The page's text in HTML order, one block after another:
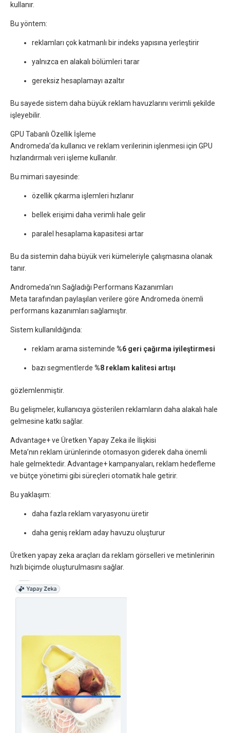
kullanır.
Bu yöntem:
reklamları çok katmanlı bir indeks yapısına yerleştirir
yalnızca en alakalı bölümleri tarar
gereksiz hesaplamayı azaltır
Bu sayede sistem daha büyük reklam havuzlarını verimli şekilde
işleyebilir.
GPU Tabanlı Özellik İşleme
Andromeda’da kullanıcı ve reklam verilerinin işlenmesi için GPU
hızlandırmalı veri işleme kullanılır.
Bu mimari sayesinde:
özellik çıkarma işlemleri hızlanır
bellek erişimi daha verimli hale gelir
paralel hesaplama kapasitesi artar
Bu da sistemin daha büyük veri kümeleriyle çalışmasına olanak
tanır.
Andromeda’nın Sağladığı Performans Kazanımları
Meta tarafından paylaşılan verilere göre Andromeda önemli
performans kazanımları sağlamıştır.
Sistem kullanıldığında:
reklam arama sisteminde %6 geri çağırma iyileştirmesi
bazı segmentlerde %8 reklam kalitesi artışı
gözlemlenmiştir.
Bu gelişmeler, kullanıcıya gösterilen reklamların daha alakalı hale
gelmesine katkı sağlar.
Advantage+ ve Üretken Yapay Zeka ile İlişkisi
Meta’nın reklam ürünlerinde otomasyon giderek daha önemli
hale gelmektedir. Advantage+ kampanyaları, reklam hedefleme
ve bütçe yönetimi gibi süreçleri otomatik hale getirir.
Bu yaklaşım:
daha fazla reklam varyasyonu üretir
daha geniş reklam aday havuzu oluşturur
Üretken yapay zeka araçları da reklam görselleri ve metinlerinin
hızlı biçimde oluşturulmasını sağlar.